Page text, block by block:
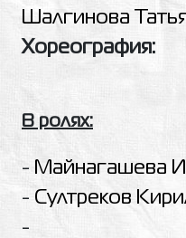
Шалгинова
Хореография:
В ролях:
- Майнагашева
- Султреков
-